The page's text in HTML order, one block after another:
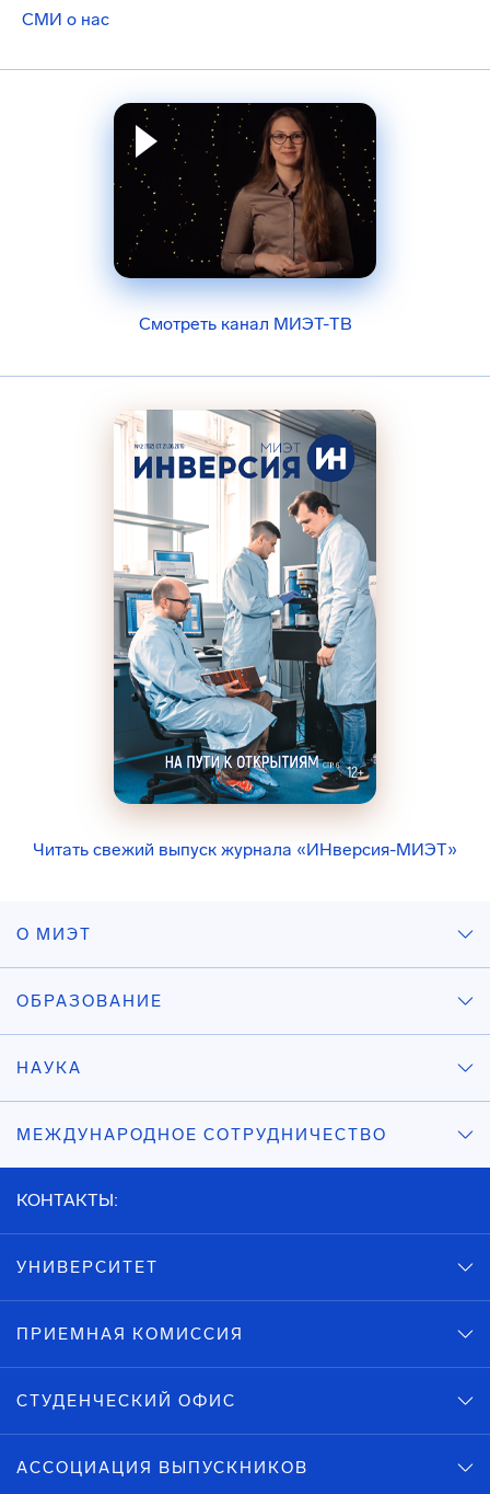
СМИ о нас
Смотреть канал МИЭТ-ТВ
Читать свежий выпуск журнала «ИНверсия-МИЭТ»
О МИЭТ
ОБРАЗОВАНИЕ
НАУКА
МЕЖДУНАРОДНОЕ СОТРУДНИЧЕСТВО
КОНТАКТЫ:
УНИВЕРСИТЕТ
ПРИЕМНАЯ КОМИССИЯ
СТУДЕНЧЕСКИЙ ОФИС
АССОЦИАЦИЯ ВЫПУСКНИКОВ